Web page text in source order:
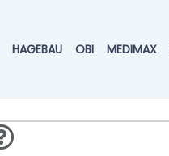
HAGEBAU OBI MEDIMAX